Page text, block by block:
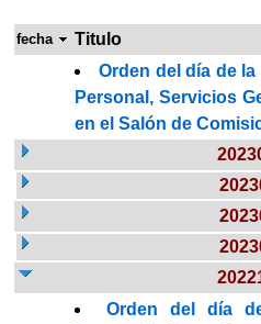
fecha Titulo
Orden del día de
Personal, Servicios
en el Salón de
Orden del día